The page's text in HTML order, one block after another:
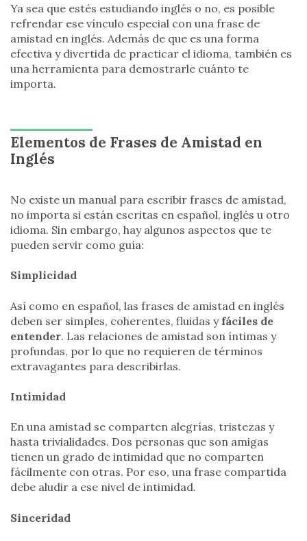
Ya sea que estés estudiando inglés o no, es posible
refrendar ese vínculo especial con una frase de
amistad en inglés. Además de que es una forma
efectiva y divertida de practicar el idioma, también es
una herramienta para demostrarle cuánto te
importa.
Elementos de Frases de Amistad en
Inglés
No existe un manual para escribir frases de amistad,
no importa si están escritas en español, inglés u otro
idioma. Sin embargo, hay algunos aspectos que te
pueden servir como guía:
Simplicidad
Así como en español, las frases de amistad en inglés
deben ser simples, coherentes, fluidas y fáciles de
entender. Las relaciones de amistad son íntimas y
profundas, por lo que no requieren de términos
extravagantes para describirlas.
Intimidad
En una amistad se comparten alegrías, tristezas y
hasta trivialidades. Dos personas que son amigas
tienen un grado de intimidad que no comparten
fácilmente con otras. Por eso, una frase compartida
debe aludir a ese nivel de intimidad.
Sinceridad